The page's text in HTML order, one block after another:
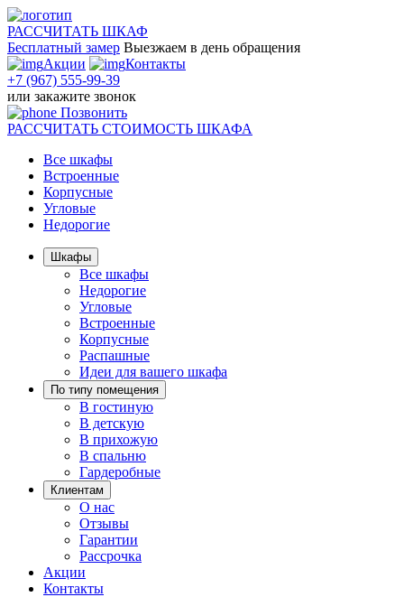
РАССЧИТАТЬ ШКАФ
Бесплатный замер Выезжаем в день обращения
Акции
Контакты
+7 (967) 555-99-39
или закажите звонок
Позвонить
РАССЧИТАТЬ СТОИМОСТЬ ШКАФА
Все шкафы
Встроенные
Корпусные
Угловые
Недорогие
Шкафы
Все шкафы
Недорогие
Угловые
Встроенные
Корпусные
Распашные
Идеи для вашего шкафа
По типу помещения
В гостиную
В детскую
В прихожую
В спальню
Гардеробные
Клиентам
О нас
Отзывы
Гарантии
Рассрочка
Акции
Контакты